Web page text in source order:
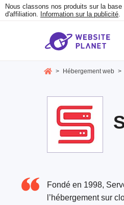
Nous classons nos produits sur la
d'affiliation. Information sur la publicité.
> Hébergement web >
Fondé en 1998,
l’hébergement sur